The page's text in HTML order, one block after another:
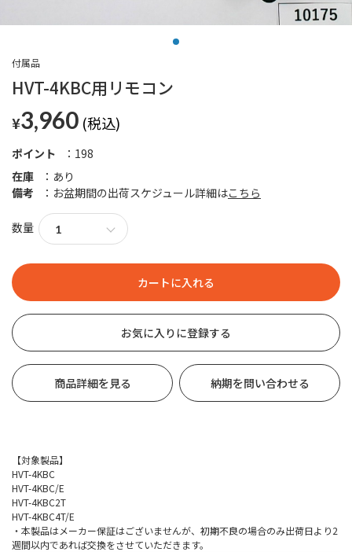
HVT-4KBC用リモコン
付属品
¥3,960
ポイント
198
在庫
あり
備考
お盆期間の出荷スケジュール詳細はこちら
数量
お気に入りに登録する
商品詳細を見る 納期を問い合わせる
【対象製品】
HVT-4KBC
HVT-4KBC/E
HVT-4KBC2T
HVT-4KBC4T/E
・本製品はメーカー保証はございませんが、初期不良の場合のみ出荷日より2
週間以内であれば交換をさせていただきます。